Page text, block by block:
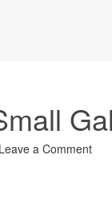
Leave a Comment